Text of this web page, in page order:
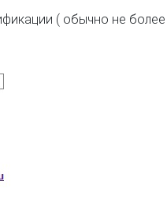
( обычно не